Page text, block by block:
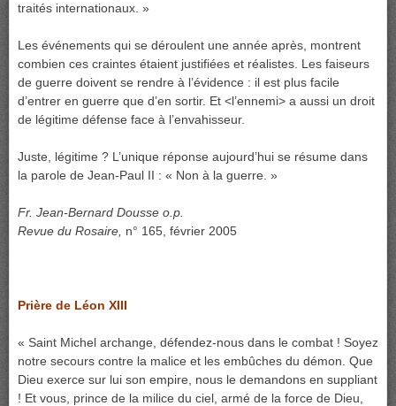
traités internationaux. »
Les événements qui se déroulent une année après, montrent
combien ces craintes étaient justifiées et réalistes. Les faiseurs
de guerre doivent se rendre à l’évidence : il est plus facile
d’entrer en guerre que d’en sortir. Et <l’ennemi> a aussi un droit
de légitime défense face à l’envahisseur.
Juste, légitime ? L’unique réponse aujourd’hui se résume dans
la parole de Jean-Paul II : « Non à la guerre. »
Fr. Jean-Bernard Dousse o.p.
Revue du Rosaire, n° 165, février 2005
Prière de Léon XIII
« Saint Michel archange, défendez-nous dans le combat ! Soyez
notre secours contre la malice et les embûches du démon. Que
Dieu exerce sur lui son empire, nous le demandons en suppliant
! Et vous, prince de la milice du ciel, armé de la force de Dieu,